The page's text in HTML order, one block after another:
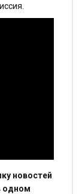
новостей
одном